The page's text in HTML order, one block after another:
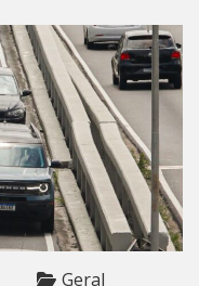
Geral